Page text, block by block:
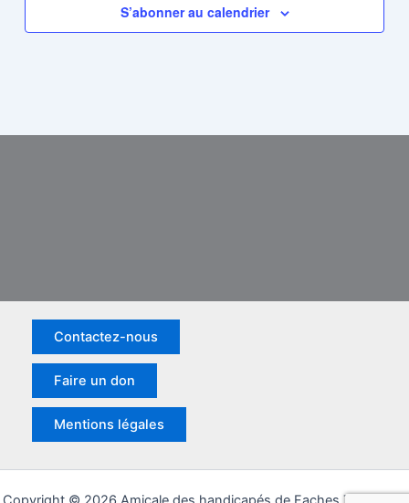
S’abonner au calendrier
Contactez-nous
Faire un don
Mentions légales